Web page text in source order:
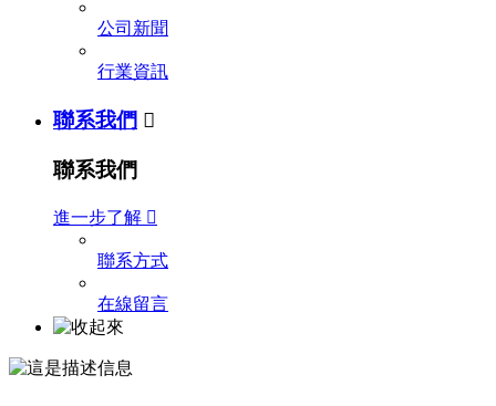
公司新聞
行業資訊
聯系我們 
聯系我們
進一步了解 
聯系方式
在線留言